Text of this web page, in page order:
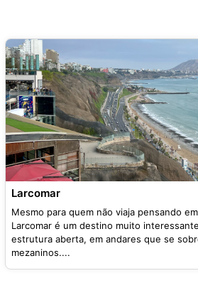
Larcomar
Mesmo para quem não viaja pensando
Larcomar é um destino muito
estrutura aberta, em andares que se
mezaninos....